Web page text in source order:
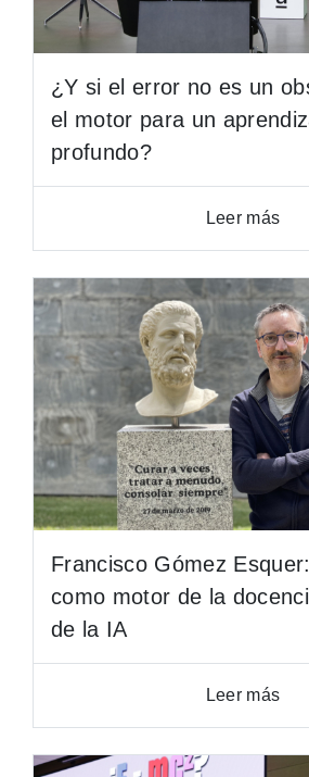
¿Y si el error no es un
el motor para un
profundo?
Leer más
Francisco Gómez
como motor de la
de la IA
Leer más